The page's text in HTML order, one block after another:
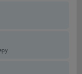
ознакомиться,